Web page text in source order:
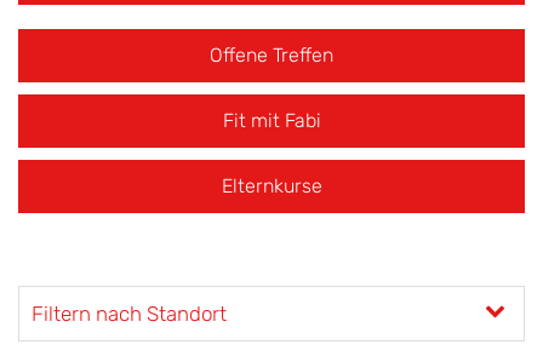
Offene Treffen
Fit mit Fabi
Elternkurse
Filtern nach Standort